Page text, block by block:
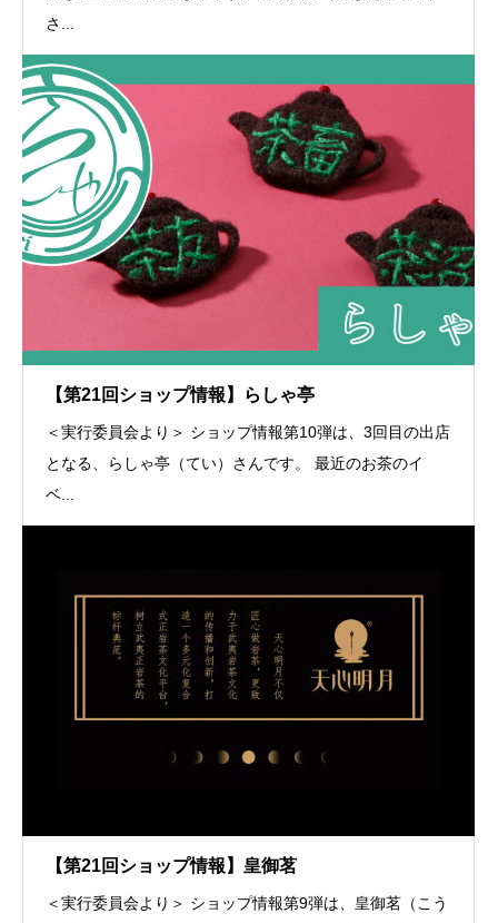
さ...
【第21回ショップ情報】らしゃ亭
＜実行委員会より＞ ショップ情報第10弾は、3回目の出店
となる、らしゃ亭（てい）さんです。 最近のお茶のイ
ベ...
【第21回ショップ情報】皇御茗
＜実行委員会より＞ ショップ情報第9弾は、皇御茗（こう